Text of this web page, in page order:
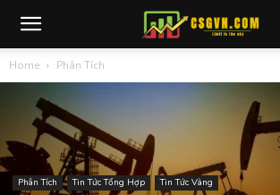
Home Phân Tích
Phân Tích Tin Tức Tổng Hợp Tin Tức Vàng